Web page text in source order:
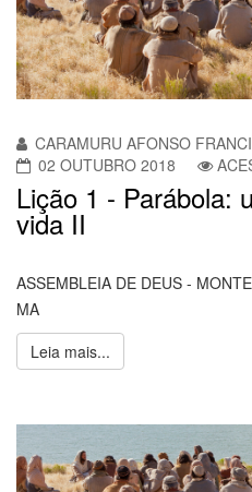
CARAMURU AFONSO
02 OUTUBRO 2018
Lição 1 - Parábola:
vida II
ASSEMBLEIA DE DEUS -
MA
Leia mais...